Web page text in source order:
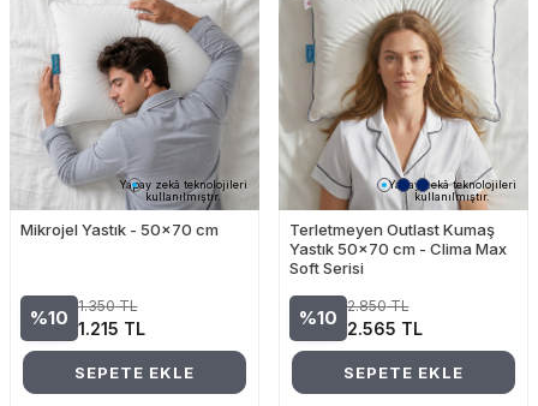
Yapay zekâ teknolojileri
kullanılmıştır.
Mikrojel Yastık - 50x70 cm
%10
1.350TL
1.215 TL
SEPETE EKLE
Yapay zekâ teknolojileri
kullanılmıştır.
Terletmeyen Outlast Kumaş
Yastık 50x70 cm - Clima Max
Soft Serisi
%10
2.850TL
2.565 TL
SEPETE EKLE